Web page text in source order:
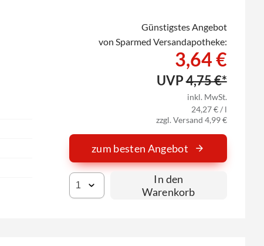
Günstigstes Angebot
von Sparmed Versandapotheke:
3,64 €
UVP4,75 €*
inkl. MwSt.
24,27 € / l
zzgl. Versand 4,99 €
zum besten Angebot
In den
Warenkorb